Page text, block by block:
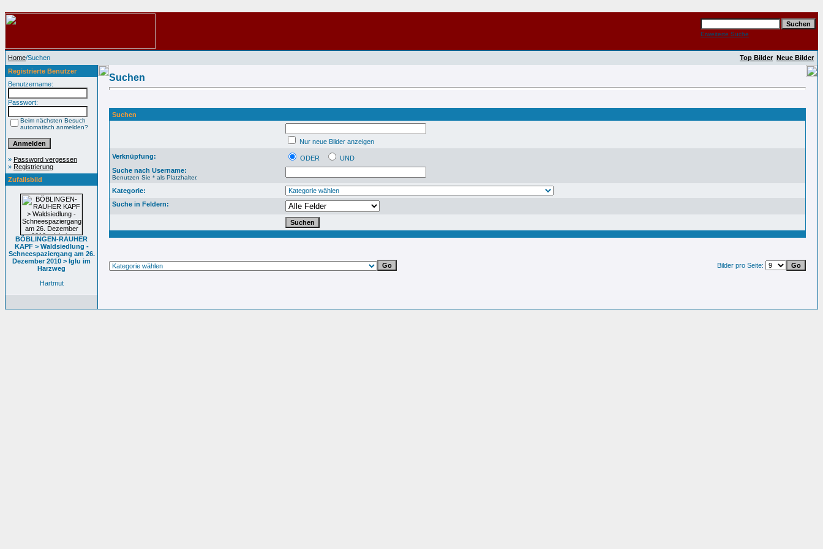
Erweiterte Suche
Home/Suchen Top Bilder Neue Bilder
Registrierte Benutzer
Benutzername:
Passwort:
Beim nächsten Besuch
automatisch anmelden?
» Password vergessen
» Registrierung
Zufallsbild
BÖBLINGEN-RAUHER
KAPF > Waldsiedlung -
Schneespaziergang am 26.
Dezember 2010 > Iglu im
Harzweg
Hartmut
Suchen
Suchen
Nur neue Bilder anzeigen
Verknüpfung:
ODER
UND
Suche nach Username:
Benutzen Sie * als Platzhalter.
Kategorie:
Suche in Feldern:
Bilder pro Seite: